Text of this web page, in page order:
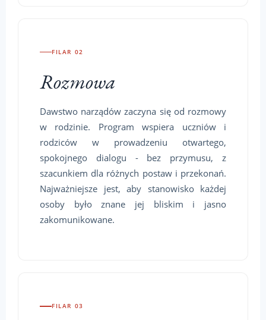
FILAR 02
Rozmowa
Dawstwo narządów zaczyna się od rozmowy
w rodzinie. Program wspiera uczniów i
rodziców w prowadzeniu otwartego,
spokojnego dialogu - bez przymusu, z
szacunkiem dla różnych postaw i przekonań.
Najważniejsze jest, aby stanowisko każdej
osoby było znane jej bliskim i jasno
zakomunikowane.
FILAR 03